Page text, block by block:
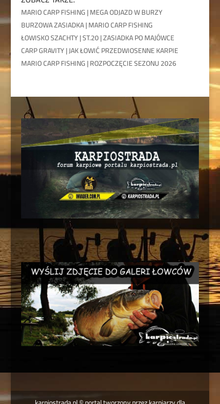
MARIO CARP FISHING | MEGA ODJAZD W BURZY
BURZOWA ZASIADKA | MARIO CARP FISHING
ŁOWISKO SZACHTY | ST.20 | ZASIADKA PO MAJÓWCE
CARP GRAVITY | JAK ŁOWIĆ PRZEDWIOSENNE KARPIE
MARIO CARP FISHING | ROZPOCZĘCIE SEZONU 2026